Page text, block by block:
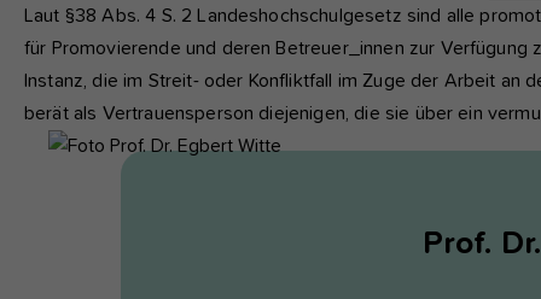
Laut §38 Abs. 4 S. 2 Landeshochschulgesetz sind alle
für Promovierende und deren Betreuer_innen zur
Instanz, die im Streit- oder Konfliktfall im Zuge der Arbeit
berät als Vertrauensperson diejenigen, die sie über ein
Prof. Dr.